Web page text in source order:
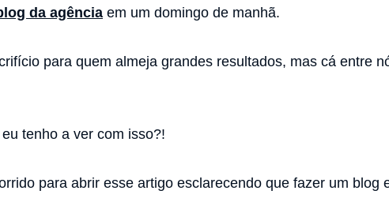
da agência em um domingo de manhã.
para quem almeja grandes resultados, mas cá entre
tenho a ver com isso?!
para abrir esse artigo esclarecendo que fazer um blog